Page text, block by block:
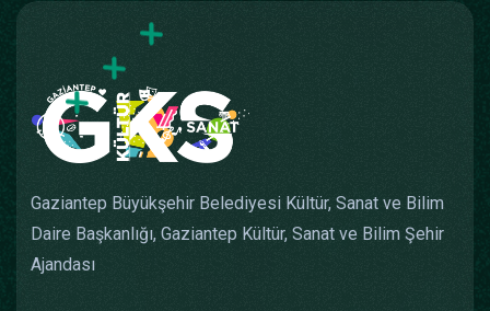
Gaziantep Büyükşehir Belediyesi Kültür, Sanat ve Bilim
Daire Başkanlığı, Gaziantep Kültür, Sanat ve Bilim Şehir
Ajandası